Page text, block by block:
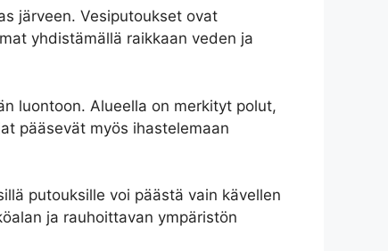
järveen. Vesiputoukset ovat
yhdistämällä raikkaan veden ja
luontoon. Alueella on merkityt polut,
pääsevät myös ihastelemaan
putouksille voi päästä vain kävellen
ja rauhoittavan ympäristön